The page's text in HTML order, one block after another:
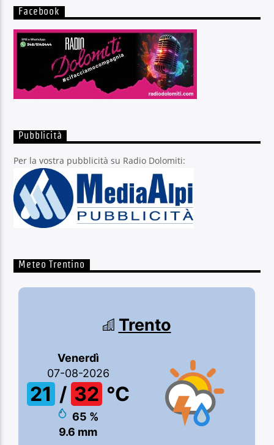
Facebook
Pubblicità
Per la vostra pubblicità su Radio Dolomiti:
Meteo Trentino